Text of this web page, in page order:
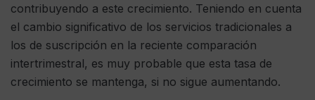
contribuyendo a este crecimiento. Teniendo en cuenta
el cambio significativo de los servicios tradicionales a
los de suscripción en la reciente comparación
intertrimestral, es muy probable que esta tasa de
crecimiento se mantenga, si no sigue aumentando.